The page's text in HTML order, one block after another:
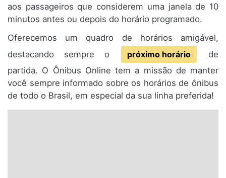
aos passageiros que considerem uma janela de 10
minutos antes ou depois do horário programado.
Oferecemos um quadro de horários amigável,
destacando sempre o
próximo horário
de
partida. O Ônibus Online tem a missão de manter
você sempre informado sobre os horários de ônibus
de todo o Brasil, em especial da sua linha preferida!